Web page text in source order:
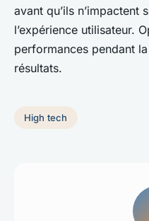
avant qu’ils n’impactent
l’expérience utilisateur.
performances pendant
résultats.
High tech